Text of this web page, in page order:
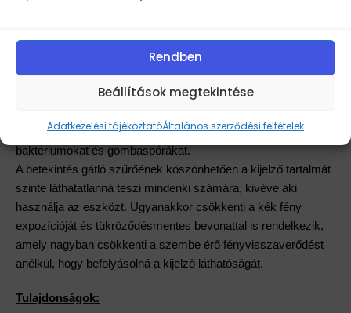
Rendben
Beállítások megtekintése
Adatkezelési tájékoztatóÁltalános szerződési feltételek
Leírás:
antimicrobiális védelemmel lett ellátva, így elpusztítja a
baktériumokat és gombaspórákat.
A betekintés gátló szűrőének köszönhetően a kijelző tartalmát
szinte láthatatlanná teszi mindenki számára, kivéve aki
használja az eszközt. Ugyanakkor csökkenti a kék fény
expozícióját és tükröződésmentes bevonattal is rendelkezik,
amely nagyban csökkenti a szembe érő fényvisszaverődést
anélkül, hogy befolyásolná a kijelző láthatóságát.
Tulajdonságok: